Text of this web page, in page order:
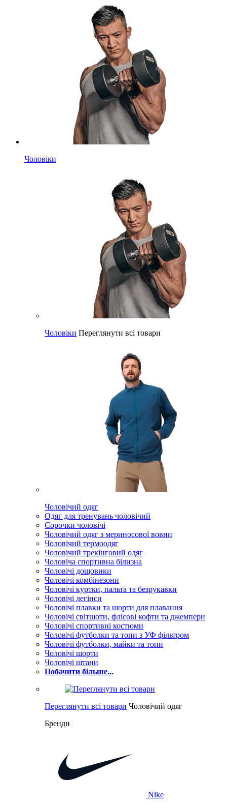
Чоловіки
Чоловіки Переглянути всі товари
Чоловічий одяг
Одяг для тренувань чоловічий
Сорочки чоловічі
Чоловічий одяг з мериносової вовни
Чоловічий термоодяг
Чоловічий трекінговий одяг
Чоловіча спортивна білизна
Чоловічі дощовики
Чоловічі комбінезони
Чоловічі куртки, пальта та безрукавки
Чоловічі легінси
Чоловічі плавки та шорти для плавання
Чоловічі світшоти, флісові кофти та джемпери
Чоловічі спортивні костюми
Чоловічі футболки та топи з УФ фільтром
Чоловічі футболки, майки та топи
Чоловічі шорти
Чоловічі штани
Побачити більше...
Переглянути всі товари Чоловічий одяг
Бренди
Nike